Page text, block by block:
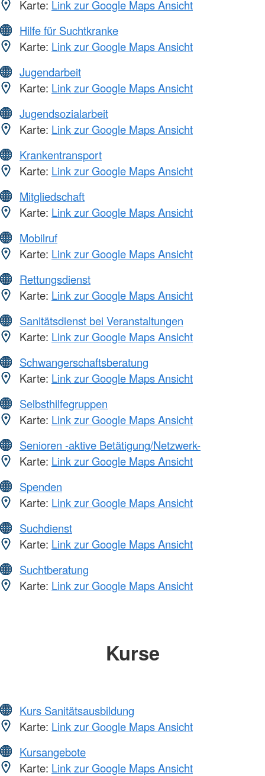
Karte: Link zur Google Maps Ansicht
Hilfe für Suchtkranke
Karte: Link zur Google Maps Ansicht
Jugendarbeit
Karte: Link zur Google Maps Ansicht
Jugendsozialarbeit
Karte: Link zur Google Maps Ansicht
Krankentransport
Karte: Link zur Google Maps Ansicht
Mitgliedschaft
Karte: Link zur Google Maps Ansicht
Mobilruf
Karte: Link zur Google Maps Ansicht
Rettungsdienst
Karte: Link zur Google Maps Ansicht
Sanitätsdienst bei Veranstaltungen
Karte: Link zur Google Maps Ansicht
Schwangerschaftsberatung
Karte: Link zur Google Maps Ansicht
Selbsthilfegruppen
Karte: Link zur Google Maps Ansicht
Senioren -aktive Betätigung/Netzwerk-
Karte: Link zur Google Maps Ansicht
Spenden
Karte: Link zur Google Maps Ansicht
Suchdienst
Karte: Link zur Google Maps Ansicht
Suchtberatung
Karte: Link zur Google Maps Ansicht
Kurse
Kurs Sanitätsausbildung
Karte: Link zur Google Maps Ansicht
Kursangebote
Karte: Link zur Google Maps Ansicht